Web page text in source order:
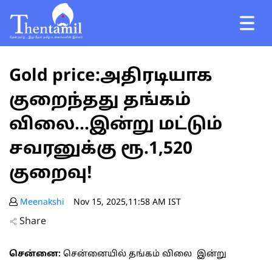
Gold price:அதிரடியாக
குறைந்தது தங்கம்
விலை...இன்று மட்டும்
சவரனுக்கு ரூ.1,520
குறைவு!
Meenakshi Nov 15, 2025,11:58 AM IST
Share
சென்னை: சென்னையில் தங்கம் விலை இன்று